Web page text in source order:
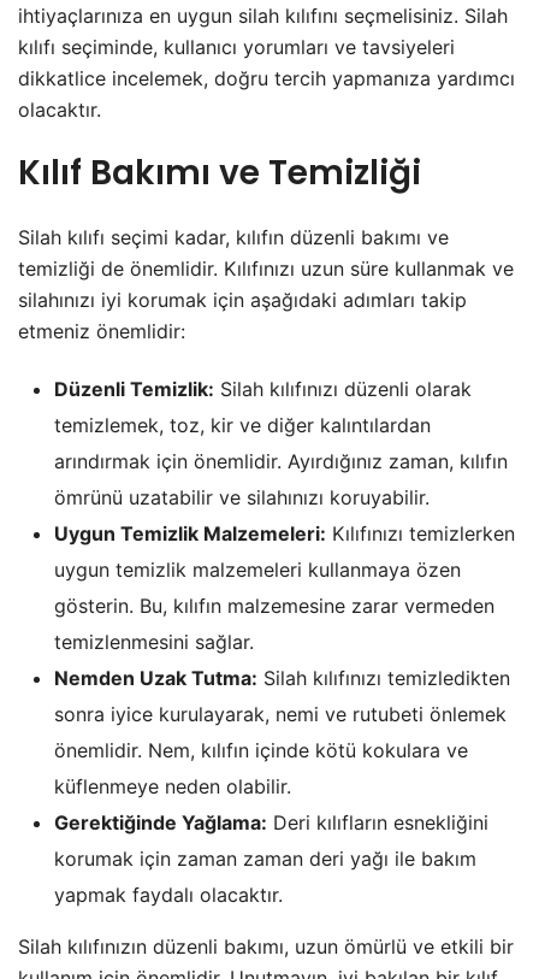
ihtiyaçlarınıza en uygun silah kılıfını seçmelisiniz. Silah
kılıfı seçiminde, kullanıcı yorumları ve tavsiyeleri
dikkatlice incelemek, doğru tercih yapmanıza yardımcı
olacaktır.
Kılıf Bakımı ve Temizliği
Silah kılıfı seçimi kadar, kılıfın düzenli bakımı ve
temizliği de önemlidir. Kılıfınızı uzun süre kullanmak ve
silahınızı iyi korumak için aşağıdaki adımları takip
etmeniz önemlidir:
Düzenli Temizlik: Silah kılıfınızı düzenli olarak
temizlemek, toz, kir ve diğer kalıntılardan
arındırmak için önemlidir. Ayırdığınız zaman, kılıfın
ömrünü uzatabilir ve silahınızı koruyabilir.
Uygun Temizlik Malzemeleri: Kılıfınızı temizlerken
uygun temizlik malzemeleri kullanmaya özen
gösterin. Bu, kılıfın malzemesine zarar vermeden
temizlenmesini sağlar.
Nemden Uzak Tutma: Silah kılıfınızı temizledikten
sonra iyice kurulayarak, nemi ve rutubeti önlemek
önemlidir. Nem, kılıfın içinde kötü kokulara ve
küflenmeye neden olabilir.
Gerektiğinde Yağlama: Deri kılıfların esnekliğini
korumak için zaman zaman deri yağı ile bakım
yapmak faydalı olacaktır.
Silah kılıfınızın düzenli bakımı, uzun ömürlü ve etkili bir